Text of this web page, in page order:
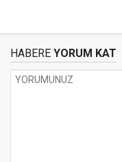
HABERE YORUM KAT